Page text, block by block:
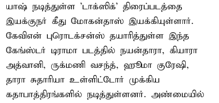
யாஷ் நடித்துள்ள 'டாக்ஸிக்' திரைப்படத்தை
இயக்குநர் கீது மோகன்தாஸ் இயக்கியுள்ளார்.
கேவிஎன் புரொடக்சன்ஸ் தயாரித்துள்ள இந்த
கேங்ஸ்டர் டிராமா படத்தில் நயன்தாரா, கியாரா
அத்வானி, ருக்மணி வசந்த், ஹூமா குரேஷி,
தாரா சுதாரியா உள்ளிட்டோர் முக்கிய
கதாபாத்திரங்களில் நடித்துள்ளனர். அண்மையில்